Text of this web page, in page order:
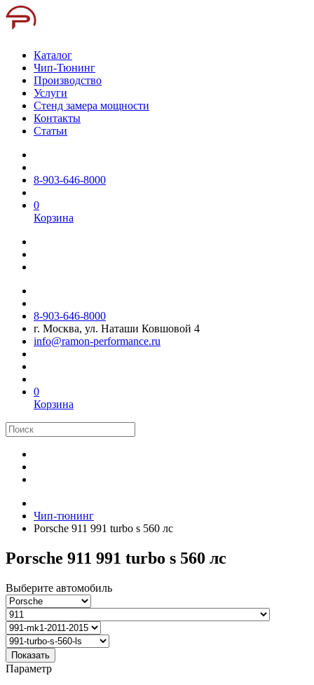
Каталог
Чип-Тюнинг
Производство
Услуги
Стенд замера мощности
Контакты
Статьи
8-903-646-8000
0
Корзина
8-903-646-8000
г. Москва, ул. Наташи Ковшовой 4
info@ramon-performance.ru
0
Корзина
Чип-тюнинг
Porsche 911 991 turbo s 560 лс
Porsche 911 991 turbo s 560 лс
Выберите автомобиль
Показать
Параметр